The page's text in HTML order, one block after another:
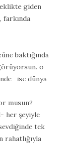
giden
farkında
baktığında
o
ise dünya
musun?
her şeyiyle
tek
rahatlığıyla